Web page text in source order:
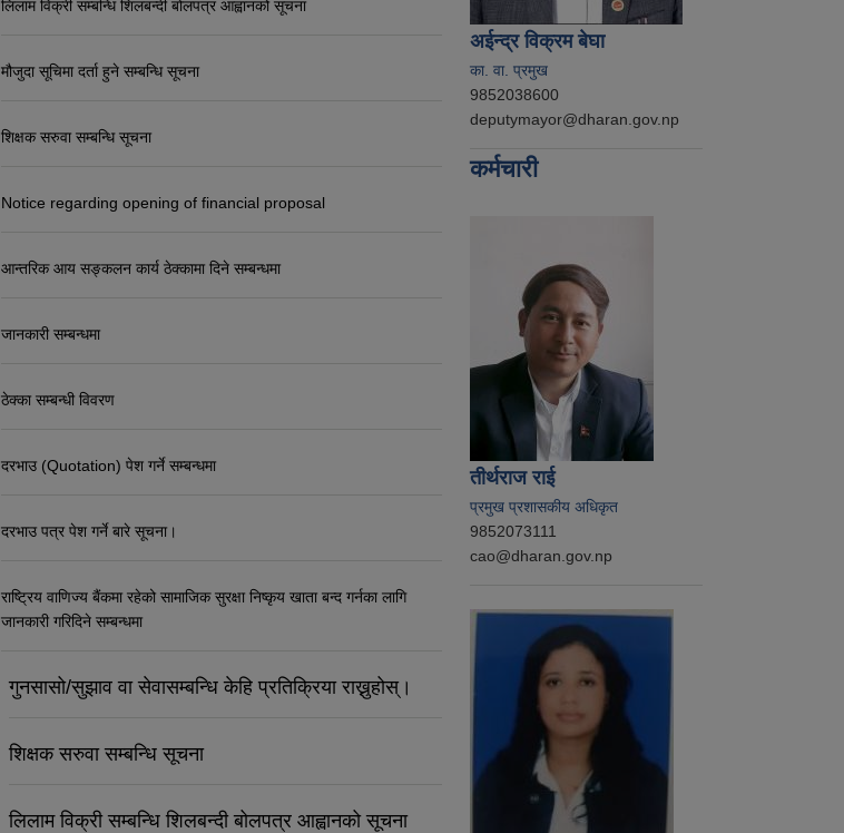
लिलाम विक्री सम्बन्धि शिलबन्दी बोलपत्र आह्वानको सूचना
मौजुदा सूचिमा दर्ता हुने सम्बन्धि सूचना
शिक्षक सरुवा सम्बन्धि सूचना
Notice regarding opening of financial proposal
आन्तरिक आय सङ्कलन कार्य ठेक्कामा दिने सम्बन्धमा
जानकारी सम्बन्धमा
ठेक्का सम्बन्धी विवरण
दरभाउ (Quotation) पेश गर्ने सम्बन्धमा
दरभाउ पत्र पेश गर्ने बारे सूचना।
राष्ट्रिय वाणिज्य बैंकमा रहेको सामाजिक सुरक्षा निष्कृय खाता बन्द गर्नका लागि
जानकारी गरिदिने सम्बन्धमा
गुनसासो/सुझाव वा सेवासम्बन्धि केहि प्रतिक्रिया राख्नुहोस्।
शिक्षक सरुवा सम्बन्धि सूचना
लिलाम विक्री सम्बन्धि शिलबन्दी बोलपत्र आह्वानको सूचना
अईन्द्र विक्रम बेघा
का. वा. प्रमुख
9852038600
deputymayor@dharan.gov.np
कर्मचारी
तीर्थराज राई
प्रमुख प्रशासकीय अधिकृत
9852073111
cao@dharan.gov.np